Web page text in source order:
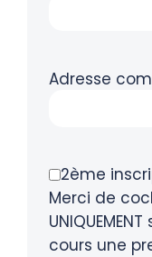
Adresse
2ème
Merci de
cours une